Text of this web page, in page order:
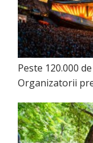
Peste 120.000
Organizatorii